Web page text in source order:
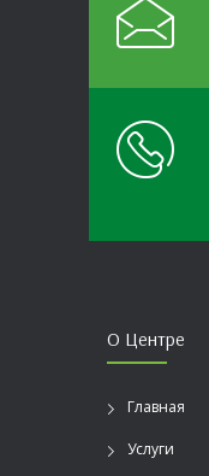
О Центре
Главная
Услуги